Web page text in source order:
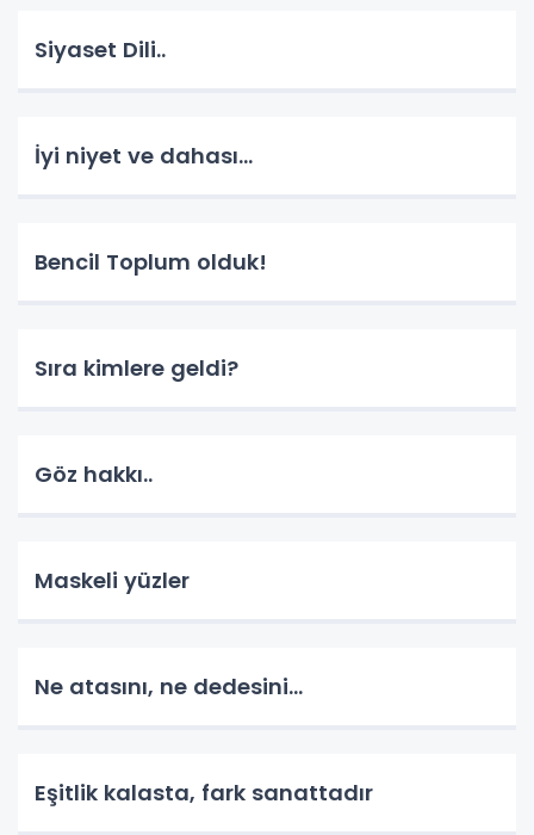
Siyaset Dili..
İyi niyet ve dahası...
Bencil Toplum olduk!
Sıra kimlere geldi?
Göz hakkı..
Maskeli yüzler
Ne atasını, ne dedesini...
Eşitlik kalasta, fark sanattadır